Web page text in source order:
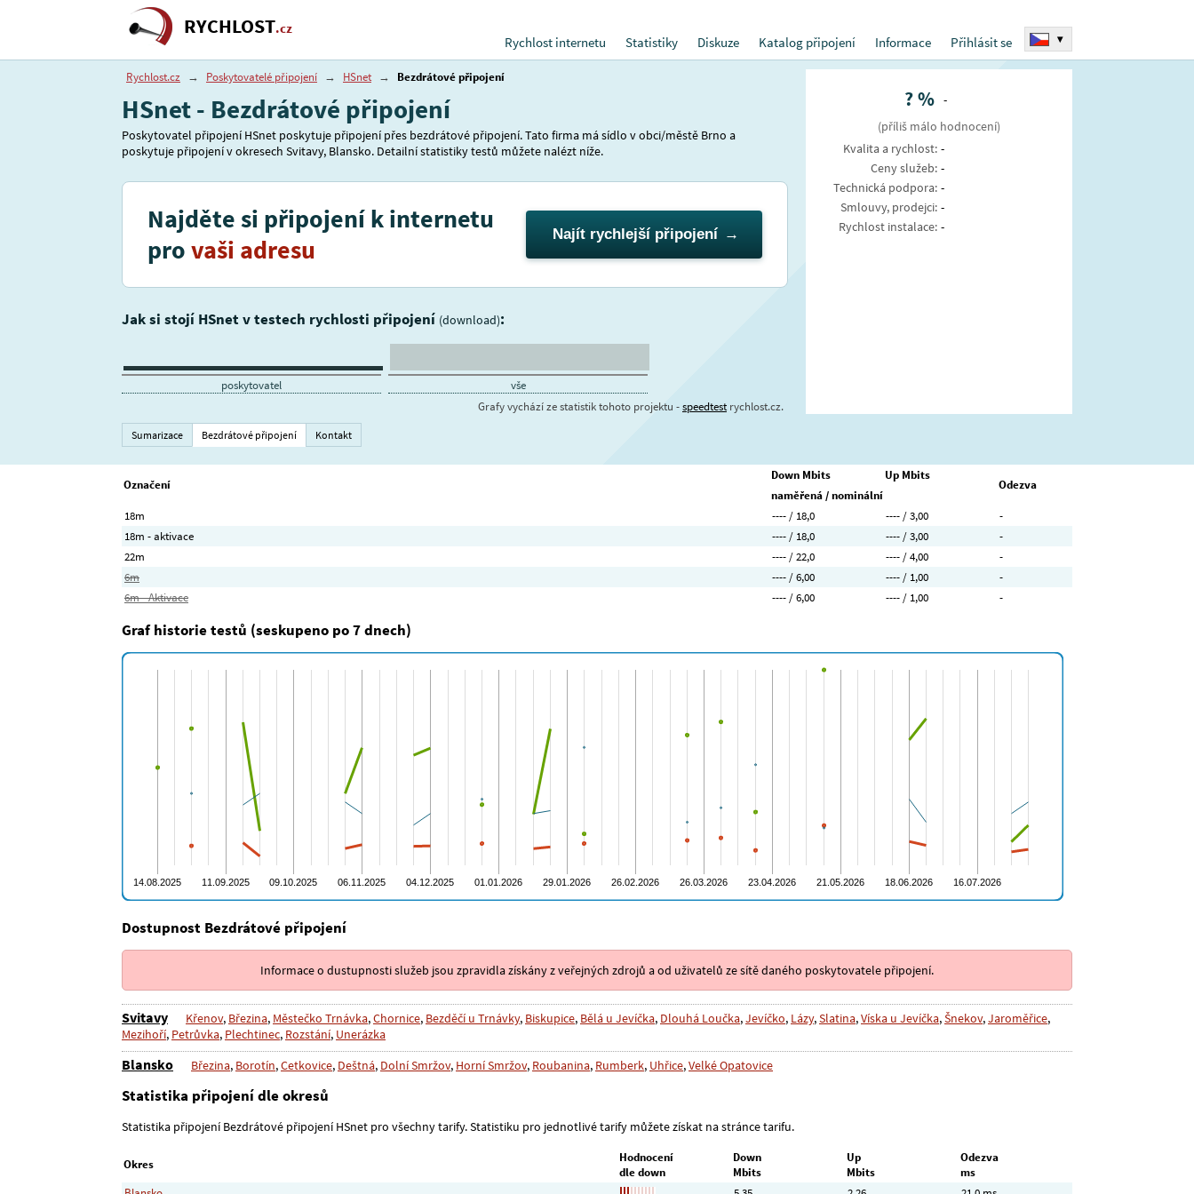
RYCHLOST.cz
Rychlost internetu
Statistiky Diskuze Katalog připojení Informace Přihlásit se ▾
Rychlost.cz → Poskytovatelé připojení → HSnet → Bezdrátové připojení
HSnet - Bezdrátové připojení
Poskytovatel připojení HSnet poskytuje připojení přes bezdrátové připojení. Tato firma má sídlo v obci/městě Brno a
poskytuje připojení v okresech Svitavy, Blansko. Detailní statistiky testů můžete nalézt níže.
Najděte si připojení k internetu
provaši adresu Najít rychlejší připojení
Jak si stojí HSnet v testech rychlosti připojení (download):
poskytovatel
vše
Grafy vychází ze statistik tohoto projektu -speedtestrychlost.cz.
?% -
(příliš málo hodnocení)
Kvalita a rychlost: -
Ceny služeb: -
Technická podpora: -
Smlouvy, prodejci: -
Rychlost instalace: -
Sumarizace Bezdrátové připojení Kontakt
Označení
Down Mbits Up Mbits
Odezva
naměřená / nominální
18m
---- / 18,0 ---- / 3,00
-
18m - aktivace
---- / 18,0 ---- / 3,00
-
22m
---- / 22,0 ---- / 4,00
-
6m
---- / 6,00 ---- / 1,00
-
6m - Aktivace
---- / 6,00 ---- / 1,00 -
Graf historie testů (seskupeno po 7 dnech)
Dostupnost Bezdrátové připojení
Informace o dustupnosti služeb jsou zpravidla získány z veřejných zdrojů a od uživatelů ze sítě daného poskytovatele připojení.
Svitavy Křenov, Březina, Městečko Trnávka,Chornice, Bezděčí u Trnávky, Biskupice, Bělá u Jevíčka, Dlouhá Loučka,Jevíčko, Lázy,Slatina,Víska u Jevíčka,Šnekov,Jaroměřice,
Mezihoří, Petrůvka, Plechtinec, Rozstání, Unerázka
Blansko Březina, Borotín,Cetkovice, Deštná, Dolní Smržov, Horní Smržov, Roubanina, Rumberk, Uhřice,Velké Opatovice
Statistika připojení dle okresů
Statistika připojení Bezdrátové připojení HSnet pro všechny tarify. Statistiku pro jednotlivé tarify můžete získat na stránce tarifu.
Okres
Hodnocení
dle down
Down
Mbits
Up
Mbits
Odezva
ms